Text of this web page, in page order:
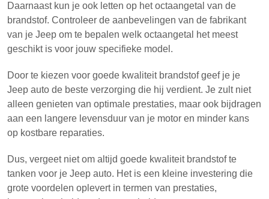
Daarnaast kun je ook letten op het octaangetal van de
brandstof. Controleer de aanbevelingen van de fabrikant
van je Jeep om te bepalen welk octaangetal het meest
geschikt is voor jouw specifieke model.
Door te kiezen voor goede kwaliteit brandstof geef je je
Jeep auto de beste verzorging die hij verdient. Je zult niet
alleen genieten van optimale prestaties, maar ook bijdragen
aan een langere levensduur van je motor en minder kans
op kostbare reparaties.
Dus, vergeet niet om altijd goede kwaliteit brandstof te
tanken voor je Jeep auto. Het is een kleine investering die
grote voordelen oplevert in termen van prestaties,